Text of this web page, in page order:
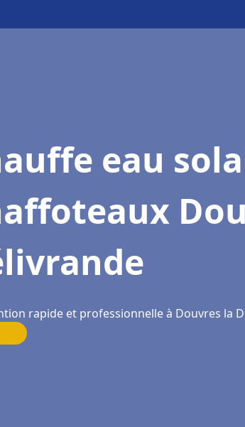
eau
rapide et professionnelle à Douvres la